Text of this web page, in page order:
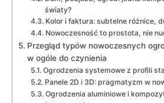
światy?
Kolor i faktura: subtelne różnice,
Nowoczesność to prostota, nie
Przegląd typów nowoczesnych
w ogóle do czynienia
Ogrodzenia systemowe z profili
Panele 2D i 3D: pragmatyzm w
Ogrodzenia aluminiowe i